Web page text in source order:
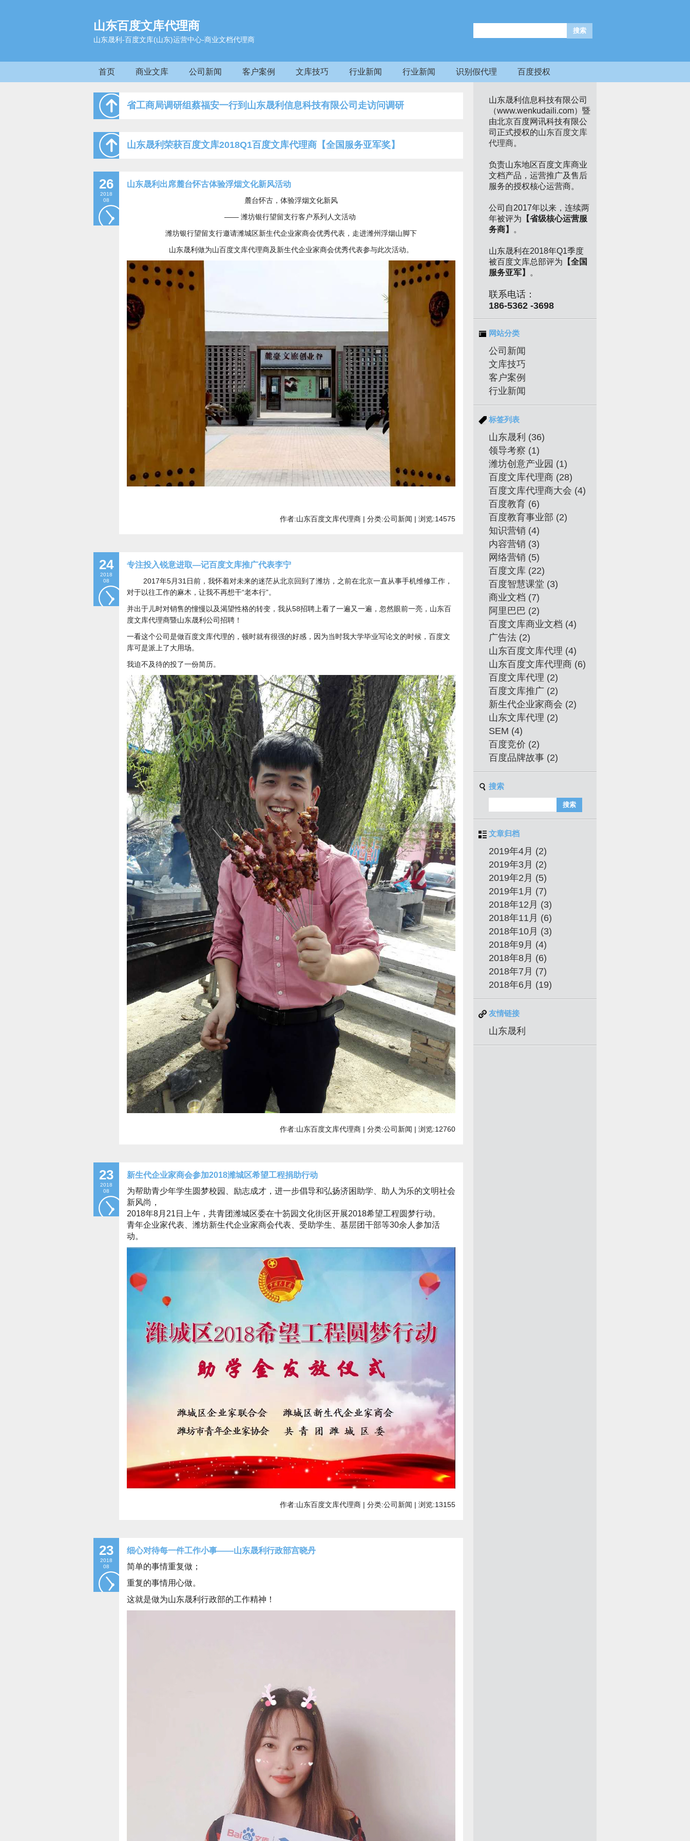
山东百度文库代理商
山东晟利-百度文库(山东)运营中心-商业文档代理商
首页 商业文库 公司新闻 客户案例 文库技巧 行业新闻 行业新闻 识别假代理 百度授权
省工商局调研组蔡福安一行到山东晟利信息科技有限公司走访问调研
山东晟利荣获百度文库2018Q1百度文库代理商【全国服务亚军奖】
26
2018
08
山东晟利出席麓台怀古体验浮烟文化新风活动
麓台怀古，体验浮烟文化新风
—— 潍坊银行望留支行客户系列人文活动
潍坊银行望留支行邀请潍城区新生代企业家商会优秀代表，走进潍州浮烟山脚下
山东晟利做为山百度文库代理商及新生代企业家商会优秀代表参与此次活动。
作者:山东百度文库代理商 | 分类:公司新闻 | 浏览:14575
24
2018
08
专注投入锐意进取—记百度文库推广代表李宁
2017年5月31日前，我怀着对未来的迷茫从北京回到了潍坊，之前在北京一直从事手机维修工作，
对于以往工作的麻木，让我不再想干“老本行”。
并出于儿时对销售的憧慢以及渴望性格的转变，我从58招聘上看了一遍又一遍，忽然眼前一亮，山东百
度文库代理商暨山东晟利公司招聘！
一看这个公司是做百度文库代理的，顿时就有很强的好感，因为当时我大学毕业写论文的时候，百度文
库可是派上了大用场。
我迫不及待的投了一份简历。
作者:山东百度文库代理商 | 分类:公司新闻 | 浏览:12760
23
2018
08
新生代企业家商会参加2018潍城区希望工程捐助行动
为帮助青少年学生圆梦校园、励志成才，进一步倡导和弘扬济困助学、助人为乐的文明社会
新风尚，
2018年8月21日上午，共青团潍城区委在十笏园文化街区开展2018希望工程圆梦行动。
青年企业家代表、潍坊新生代企业家商会代表、受助学生、基层团干部等30余人参加活
动。
作者:山东百度文库代理商 | 分类:公司新闻 | 浏览:13155
23
2018
08
细心对待每一件工作小事——山东晟利行政部宫晓丹
简单的事情重复做；
重复的事情用心做。
这就是做为山东晟利行政部的工作精神！
山东晟利信息科技有限公司
（www.wenkudaili.com）暨
由北京百度网讯科技有限公
司正式授权的山东百度文库
代理商。
负责山东地区百度文库商业
文档产品，运营推广及售后
服务的授权核心运营商。
公司自2017年以来，连续两
年被评为 【省级核心运营服
务商】
。
山东晟利在2018年Q1季度
被百度文库总部评为 【全国
服务亚军】
。
联系电话：
186-5362 -3698
网站分类
公司新闻
文库技巧
客户案例
行业新闻
标签列表
山东晟利 (36)
领导考察 (1)
潍坊创意产业园 (1)
百度文库代理商 (28)
百度文库代理商大会 (4)
百度教育 (6)
百度教育事业部 (2)
知识营销 (4)
内容营销 (3)
网络营销 (5)
百度文库 (22)
百度智慧课堂 (3)
商业文档 (7)
阿里巴巴 (2)
百度文库商业文档 (4)
广告法 (2)
山东百度文库代理 (4)
山东百度文库代理商 (6)
百度文库代理 (2)
百度文库推广 (2)
新生代企业家商会 (2)
山东文库代理 (2)
SEM (4)
百度竞价 (2)
百度品牌故事 (2)
搜索
文章归档
2019年4月 (2)
2019年3月 (2)
2019年2月 (5)
2019年1月 (7)
2018年12月 (3)
2018年11月 (6)
2018年10月 (3)
2018年9月 (4)
2018年8月 (6)
2018年7月 (7)
2018年6月 (19)
友情链接
山东晟利